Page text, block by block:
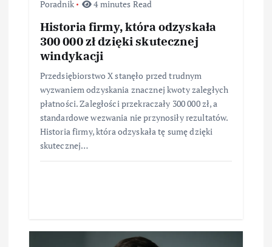
Poradnik 4 minutes Read
Historia firmy, która odzyskała
300 000 zł dzięki skutecznej
windykacji
Przedsiębiorstwo X stanęło przed trudnym
wyzwaniem odzyskania znacznej kwoty zaległych
płatności. Zaległości przekraczały 300 000 zł, a
standardowe wezwania nie przynosiły rezultatów.
Historia firmy, która odzyskała tę sumę dzięki
skutecznej…